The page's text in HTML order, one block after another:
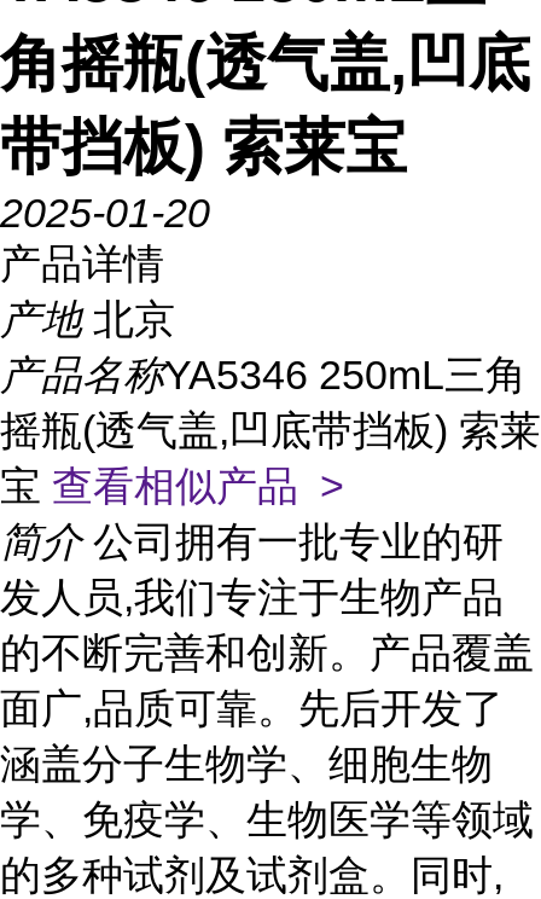
角摇瓶(透气盖,凹底
带挡板) 索莱宝
2025-01-20
产品详情
产地 北京
产品名称YA5346 250mL三角
摇瓶(透气盖,凹底带挡板) 索莱
宝 查看相似产品 >
简介 公司拥有一批专业的研
发人员,我们专注于生物产品
的不断完善和创新。产品覆盖
面广,品质可靠。先后开发了
涵盖分子生物学、细胞生物
学、免疫学、生物医学等领域
的多种试剂及试剂盒。同时,